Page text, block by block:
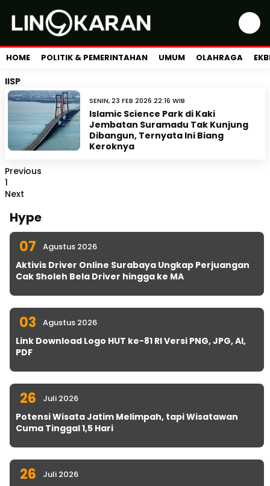
HOME POLITIK & PEMERINTAHAN UMUM OLAHRAGA
IISP
SENIN, 23 FEB 2026 22:16 WIB
Islamic Science Park di Kaki
Jembatan Suramadu Tak Kunjung
Dibangun, Ternyata Ini Biang
Keroknya
Previous
1
Next
Hype
07 Agustus 2026
Aktivis Driver Online Surabaya Ungkap Perjuangan
Cak Sholeh Bela Driver hingga ke MA
03 Agustus 2026
Link Download Logo HUT ke-81 RI Versi PNG, JPG, AI,
PDF
26 Juli 2026
Potensi Wisata Jatim Melimpah, tapi Wisatawan
Cuma Tinggal 1,5 Hari
26 Juli 2026